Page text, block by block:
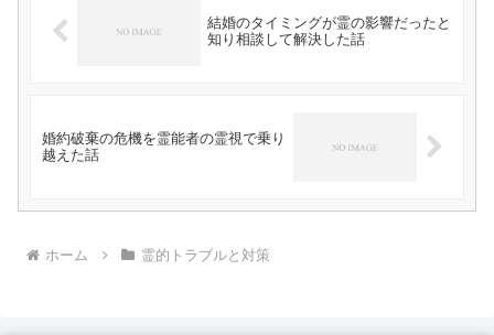
結婚のタイミングが霊の影響だったと
知り相談して解決した話
婚約破棄の危機を霊能者の霊視で乗り
越えた話
ホーム 霊的トラブルと対策